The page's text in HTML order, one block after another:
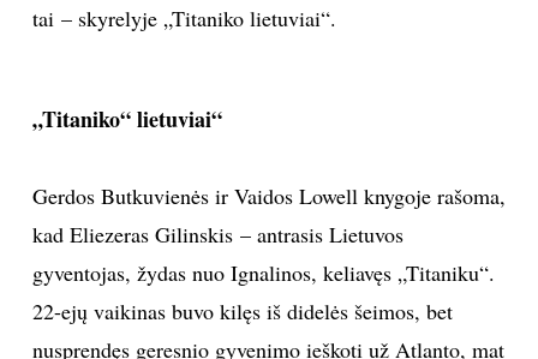
tai – skyrelyje „Titaniko lietuviai“.
„Titaniko“ lietuviai“
Gerdos Butkuvienės ir Vaidos Lowell knygoje rašoma,
kad Eliezeras Gilinskis – antrasis Lietuvos
gyventojas, žydas nuo Ignalinos, keliavęs „Titaniku“.
22-ejų vaikinas buvo kilęs iš didelės šeimos, bet
nusprendęs geresnio gyvenimo ieškoti už Atlanto, mat